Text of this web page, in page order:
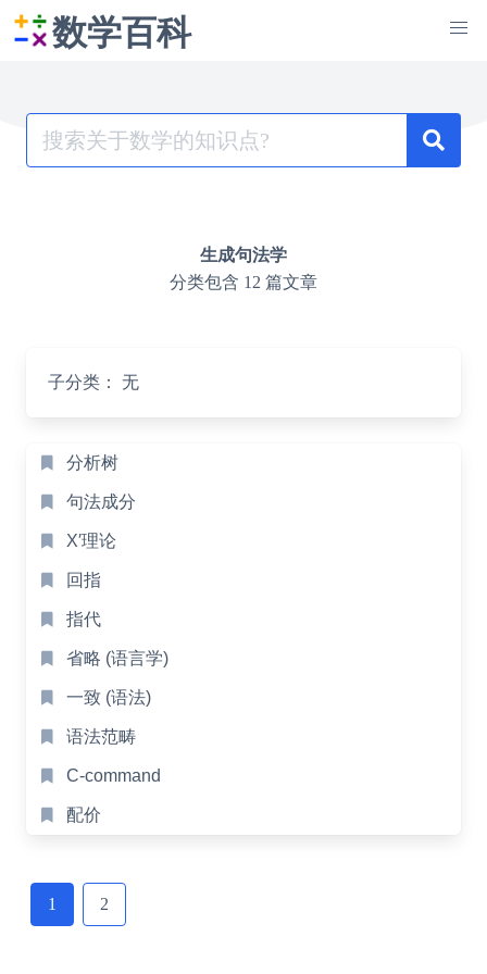
数学百科
for:
生成句法学
分类包含 12 篇文章
子分类： 无
分析树
句法成分
X′理论
回指
指代
省略 (语言学)
一致 (语法)
语法范畴
C-command
配价
navigation
1 2